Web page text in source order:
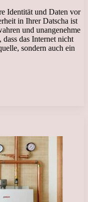
Identität und Daten vor
in Ihrer Datscha ist
und unangenehme
das Internet nicht
sondern auch ein